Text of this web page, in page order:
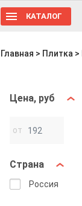
КАТАЛОГ
Главная > Плитка >
Цена, руб
Страна
Россия